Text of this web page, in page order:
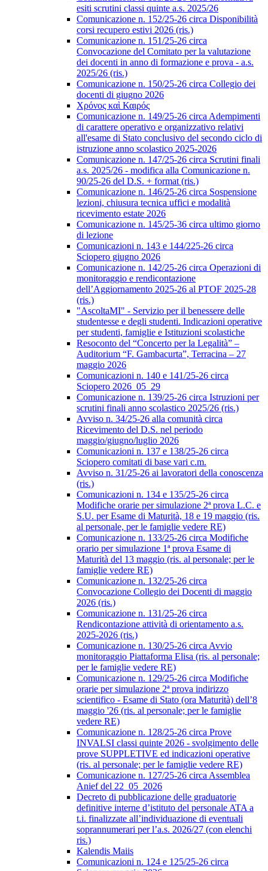
esiti scrutini classi quinte a.s. 2025/26
Comunicazione n. 152/25-26 circa Disponibilità
corsi recupero estivi 2026 (ris.)
Comunicazione n. 151/25-26 circa
Convocazione del Comitato per la valutazione
dei docenti in anno di formazione e prova - a.s.
2025/26 (ris.)
Comunicazione n. 150/25-26 circa Collegio dei
docenti di giugno 2026
Χρόνος καὶ Καιρός
Comunicazione n. 149/25-26 circa Adempimenti
di carattere operativo e organizzativo relativi
all'esame di Stato conclusivo del secondo ciclo di
istruzione anno scolastico 2025-2026
Comunicazione n. 147/25-26 circa Scrutini finali
a.s. 2025/26 - modifica alla Comunicazione n.
90/25-26 del D.S. + format (ris.)
Comunicazione n. 146/25-26 circa Sospensione
lezioni, chiusura tecnica uffici e modalità
ricevimento estate 2026
Comunicazione n. 145/25-36 circa ultimo giorno
di lezione
Comunicazioni n. 143 e 144/225-26 circa
Sciopero giugno 2026
Comunicazione n. 142/25-26 circa Operazioni di
monitoraggio e rendicontazione
dell’Aggiornamento 2025-26 al PTOF 2025-28
(ris.)
"AscoltaMI" - Servizio per il benessere delle
studentesse e degli studenti. Indicazioni operative
per studenti, famiglie e Istituzioni scolastiche
Resoconto del “Concerto per la Legalità” –
Auditorium “F. Gambacurta”, Terracina – 27
maggio 2026
Comunicazioni n. 140 e 141/25-26 circa
Sciopero 2026_05_29
Comunicazione n. 139/25-26 circa Istruzioni per
scrutini finali anno scolastico 2025/26 (ris.)
Avviso n. 34/25-26 alla comunità circa
Ricevimento del D.S. nel periodo
maggio/giugno/luglio 2026
Comunicazioni n. 137 e 138/25-26 circa
Sciopero comitati di base vari c.m.
Avviso n. 31/25-26 ai lavoratori della conoscenza
(ris.)
Comunicazioni n. 134 e 135/25-26 circa
Modifiche orarie per simulazione 2ª prova L.C. e
S.U. per Esame di Maturità, 18 e 19 maggio (ris.
al personale, per le famiglie vedere RE)
Comunicazione n. 133/25-26 circa Modifiche
orario per simulazione 1ª prova Esame di
Maturità del 13 maggio (ris. al personale; per le
famiglie vedere RE)
Comunicazione n. 132/25-26 circa
Convocazione Collegio dei Docenti di maggio
2026 (ris.)
Comunicazione n. 131/25-26 circa
Rendicontazione attività di orientamento a.s.
2025-2026 (ris.)
Comunicazione n. 130/25-26 circa Avvio
monitoraggio Piattaforma Elisa (ris. al personale;
per le famiglie vedere RE)
Comunicazione n. 129/25-26 circa Modifiche
orarie per simulazione 2ª prova indirizzo
scientifico - Esame di Stato (ora Maturità) dell’8
maggio '26 (ris. al personale; per le famiglie
vedere RE)
Comunicazione n. 128/25-26 circa Prove
INVALSI classi quinte 2026 - svolgimento delle
prove SUPPLETIVE ed indicazioni operative
(ris. al personale; per le famiglie vedere RE)
Comunicazione n. 127/25-26 circa Assemblea
Anief del 22_05_2026
Decreto di pubblicazione delle graduatorie
definitive interne d’istituto del personale ATA a
t.i. finalizzate all’individuazione di eventuali
soprannumerari per l’a.s. 2026/27 (con elenchi
ris.)
Kalendis Maiis
Comunicazioni n. 124 e 125/25-26 circa